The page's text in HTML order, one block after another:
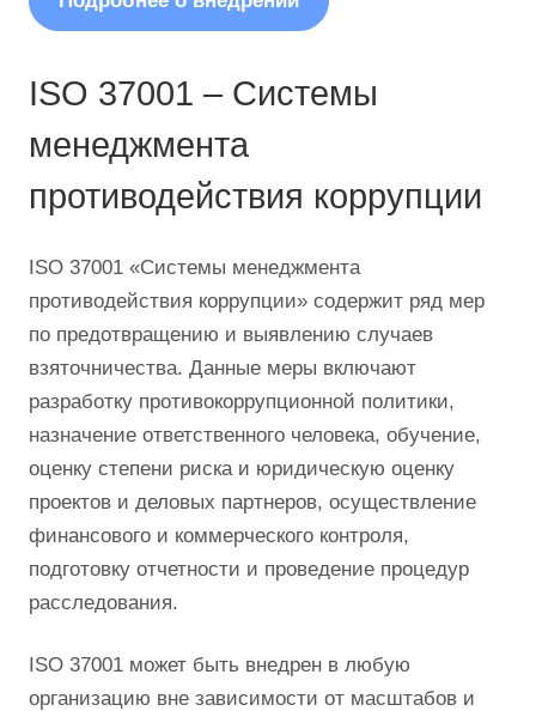
ISO 37001 – Системы
менеджмента
противодействия коррупции
ISO 37001 «Системы менеджмента
противодействия коррупции» содержит ряд мер
по предотвращению и выявлению случаев
взяточничества. Данные меры включают
разработку противокоррупционной политики,
назначение ответственного человека, обучение,
оценку степени риска и юридическую оценку
проектов и деловых партнеров, осуществление
финансового и коммерческого контроля,
подготовку отчетности и проведение процедур
расследования.
ISO 37001 может быть внедрен в любую
организацию вне зависимости от масштабов и